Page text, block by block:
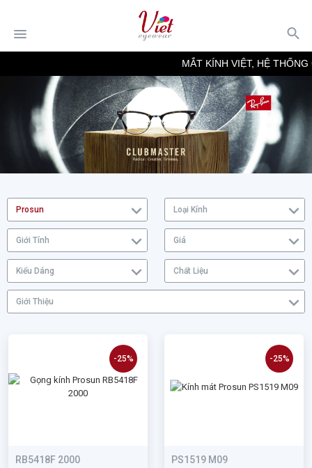
MẮT KÍNH VIỆT, HỆ THỐNG
Prosun Loại Kính
Giới Tính Giá
Kiểu Dáng Chất Liệu
Giới Thiệu
RB5418F 2000
-25%
PS1519 M09
-25%